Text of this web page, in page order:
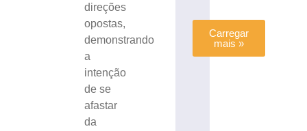
direções
opostas,
demonstrando
a
intenção
de se
afastar
da
Carregar
mais »